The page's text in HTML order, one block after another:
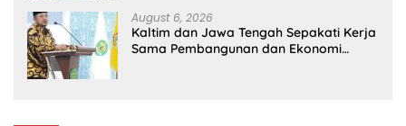
August 6, 2026
Kaltim dan Jawa Tengah Sepakati Kerja
Sama Pembangunan dan Ekonomi